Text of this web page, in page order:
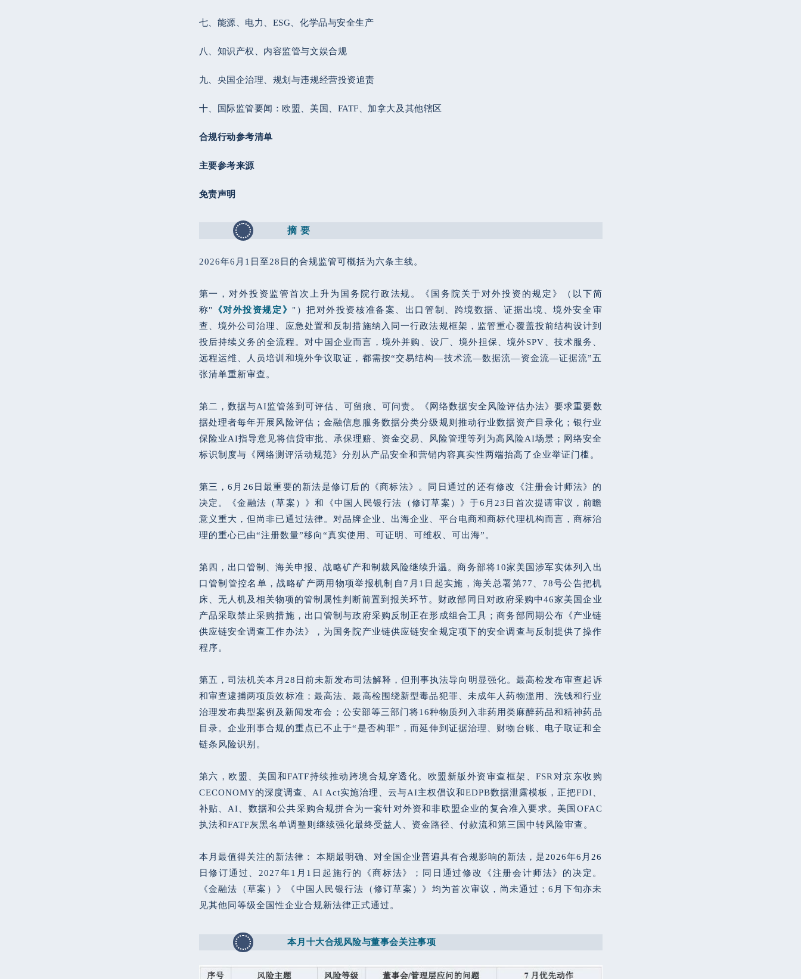
七、能源、电力、ESG、化学品与安全生产
八、知识产权、内容监管与文娱合规
九、央国企治理、规划与违规经营投资追责
十、国际监管要闻：欧盟、美国、FATF、加拿大及其他辖区
合规行动参考清单
主要参考来源
免责声明
摘 要
2026年6月1日至28日的合规监管可概括为六条主线。
第一，对外投资监管首次上升为国务院行政法规。《国务院关于对外投资的规定》（以下简
称" 《对外投资规定》 "）把对外投资核准备案、出口管制、跨境数据、证据出境、境外安全审
查、境外公司治理、应急处置和反制措施纳入同一行政法规框架，监管重心覆盖投前结构设计到
投后持续义务的全流程。对中国企业而言，境外并购、设厂、境外担保、境外SPV、技术服务、
远程运维、人员培训和境外争议取证，都需按“交易结构—技术流—数据流—资金流—证据流”五
张清单重新审查。
第二，数据与AI监管落到可评估、可留痕、可问责。《网络数据安全风险评估办法》要求重要数
据处理者每年开展风险评估；金融信息服务数据分类分级规则推动行业数据资产目录化；银行业
保险业AI指导意见将信贷审批、承保理赔、资金交易、风险管理等列为高风险AI场景；网络安全
标识制度与《网络测评活动规范》分别从产品安全和营销内容真实性两端抬高了企业举证门槛。
第三，6月26日最重要的新法是修订后的《商标法》。同日通过的还有修改《注册会计师法》的
决定。《金融法（草案）》和《中国人民银行法（修订草案）》于6月23日首次提请审议，前瞻
意义重大，但尚非已通过法律。对品牌企业、出海企业、平台电商和商标代理机构而言，商标治
理的重心已由“注册数量”移向“真实使用、可证明、可维权、可出海”。
第四，出口管制、海关申报、战略矿产和制裁风险继续升温。商务部将10家美国涉军实体列入出
口管制管控名单，战略矿产两用物项举报机制自7月1日起实施，海关总署第77、78号公告把机
床、无人机及相关物项的管制属性判断前置到报关环节。财政部同日对政府采购中46家美国企业
产品采取禁止采购措施，出口管制与政府采购反制正在形成组合工具；商务部同期公布《产业链
供应链安全调查工作办法》，为国务院产业链供应链安全规定项下的安全调查与反制提供了操作
程序。
第五，司法机关本月28日前未新发布司法解释，但刑事执法导向明显强化。最高检发布审查起诉
和审查逮捕两项质效标准；最高法、最高检围绕新型毒品犯罪、未成年人药物滥用、洗钱和行业
治理发布典型案例及新闻发布会；公安部等三部门将16种物质列入非药用类麻醉药品和精神药品
目录。企业刑事合规的重点已不止于“是否构罪”，而延伸到证据治理、财物台账、电子取证和全
链条风险识别。
第六，欧盟、美国和FATF持续推动跨境合规穿透化。欧盟新版外资审查框架、FSR对京东收购
CECONOMY的深度调查、AI Act实施治理、云与AI主权倡议和EDPB数据泄露模板，正把FDI、
补贴、AI、数据和公共采购合规拼合为一套针对外资和非欧盟企业的复合准入要求。美国OFAC
执法和FATF灰黑名单调整则继续强化最终受益人、资金路径、付款流和第三国中转风险审查。
本月最值得关注的新法律： 本期最明确、对全国企业普遍具有合规影响的新法，是2026年6月26
日修订通过、2027年1月1日起施行的《商标法》；同日通过修改《注册会计师法》的决定。
《金融法（草案）》《中国人民银行法（修订草案）》均为首次审议，尚未通过；6月下旬亦未
见其他同等级全国性企业合规新法律正式通过。
本月十大合规风险与董事会关注事项